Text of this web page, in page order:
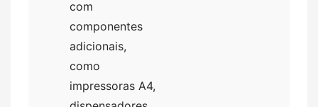
com
componentes
adicionais,
como
impressoras A4,